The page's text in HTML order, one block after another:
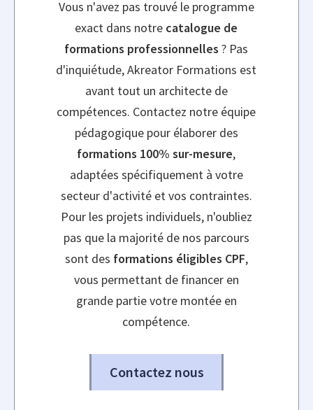
Vous n'avez pas trouvé le programme
exact dans notre catalogue de
formations professionnelles ? Pas
d'inquiétude, Akreator Formations est
avant tout un architecte de
compétences. Contactez notre équipe
pédagogique pour élaborer des
formations 100% sur-mesure,
adaptées spécifiquement à votre
secteur d'activité et vos contraintes.
Pour les projets individuels, n'oubliez
pas que la majorité de nos parcours
sont des formations éligibles CPF,
vous permettant de financer en
grande partie votre montée en
compétence.
Contactez nous